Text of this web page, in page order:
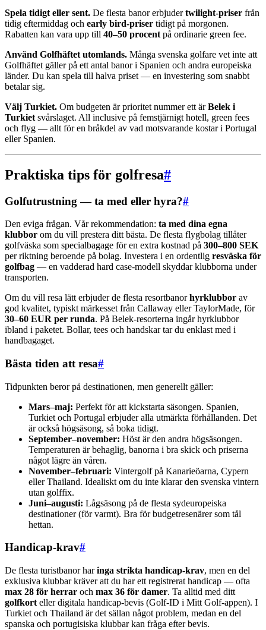
Spela tidigt eller sent. De flesta banor erbjudertwilight-priser från
tidig eftermiddag och early bird-priser tidigt på morgonen.
Rabatten kan vara upp till 40–50 procent på ordinarie green fee.
Använd Golfhäftet utomlands. Många svenska golfare vet inte att
Golfhäftet gäller på ett antal banor i Spanien och andra europeiska
länder. Du kan spela till halva priset — en investering som snabbt
betalar sig.
Välj Turkiet. Om budgeten är prioritet nummer ett ärBelek i
Turkiet svårslaget. All inclusive på femstjärnigt hotell, green fees
och flyg — allt för en bråkdel av vad motsvarande kostar i Portugal
eller Spanien.
Praktiska tips för golfresa#
Golfutrustning — ta med eller hyra?#
Den eviga frågan. Vår rekommendation: ta med dina egna
klubbor om du vill prestera ditt bästa. De flesta flygbolag tillåter
golfväska som specialbagage för en extra kostnad på 300–800 SEK
per riktning beroende på bolag. Investera i en ordentlig resväska för
golfbag — en vadderad hard case-modell skyddar klubborna under
transporten.
Om du vill resa lätt erbjuder de flesta resortbanorhyrklubbor av
god kvalitet, typiskt märkesset från Callaway eller TaylorMade, för
30–60 EUR per runda. På Belek-resorterna ingår hyrklubbor
ibland i paketet. Bollar, tees och handskar tar du enklast med i
handbagaget.
Bästa tiden att resa#
Tidpunkten beror på destinationen, men generellt gäller:
Mars–maj: Perfekt för att kickstarta säsongen. Spanien,
Turkiet och Portugal erbjuder alla utmärkta förhållanden. Det
är också högsäsong, så boka tidigt.
September–november: Höst är den andra högsäsongen.
Temperaturen är behaglig, banorna i bra skick och priserna
något lägre än våren.
November–februari: Vintergolf på Kanarieöarna, Cypern
eller Thailand. Idealiskt om du inte klarar den svenska vintern
utan golffix.
Juni–augusti: Lågsäsong på de flesta sydeuropeiska
destinationer (för varmt). Bra för budgetresenärer som tål
hettan.
Handicap-krav#
De flesta turistbanor haringa strikta handicap-krav, men en del
exklusiva klubbar kräver att du har ett registrerat handicap — ofta
max 28 för herrar och max 36 för damer. Ta alltid med ditt
golfkort eller digitala handicap-bevis (Golf-ID i Mitt Golf-appen). I
Turkiet och Thailand är det sällan något problem, medan en del
spanska och portugisiska klubbar kan fråga efter bevis.